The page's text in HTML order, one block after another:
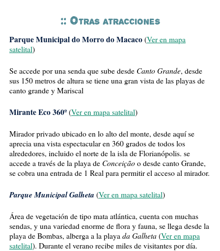
:: Otras atracciones
Parque Municipal do Morro do Macaco(Ver en mapa
satelital)
Se accede por una senda que sube desde Canto Grande, desde
sus 150 metros de altura se tiene una gran vista de las playas de
canto grande y Mariscal
Mirante Eco 360º(Ver en mapa satelital)
Mirador privado ubicado en lo alto del monte, desde aquí se
aprecia una vista espectacular en 360 grados de todos los
alrededores, incluido el norte de la isla de Florianópolis. se
accede a través de la playa de Conceição o desde canto Grande,
se cobra una entrada de 1 Real para permitir el acceso al mirador.
Parque Municipal Galheta (Ver en mapa satelital)
Área de vegetación de tipo mata atlántica, cuenta con muchas
sendas, y una variedad enorme de flora y fauna, se llega desde la
playa de Bombas, alberga a la playa da Galheta(Ver en mapa
satelital). Durante el verano recibe miles de visitantes por día.